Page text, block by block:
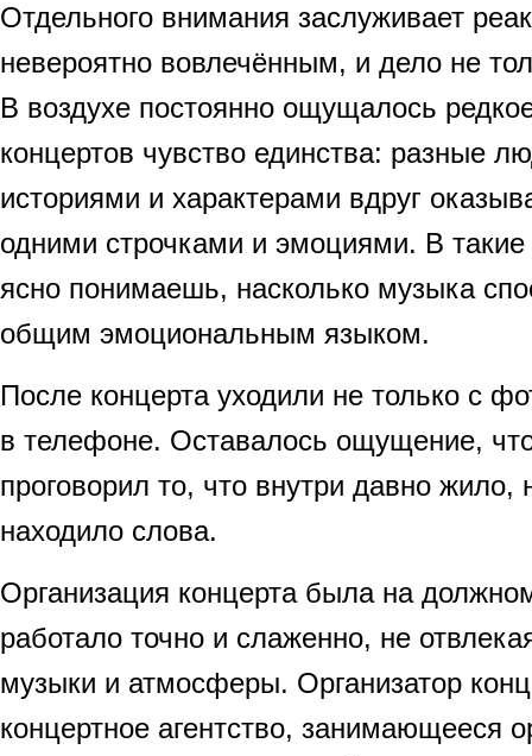
Отдельного внимания заслуживает
невероятно вовлечённым, и дело не
В воздухе постоянно ощущалось
концертов чувство единства: разные
историями и характерами вдруг
одними строчками и эмоциями. В
ясно понимаешь, насколько музыка
общим эмоциональным языком.
После концерта уходили не только с
в телефоне. Оставалось ощущение,
проговорил то, что внутри давно жило,
находило слова.
Организация концерта была на
работало точно и слаженно, не
музыки и атмосферы. Организатор
концертное агентство, занимающееся